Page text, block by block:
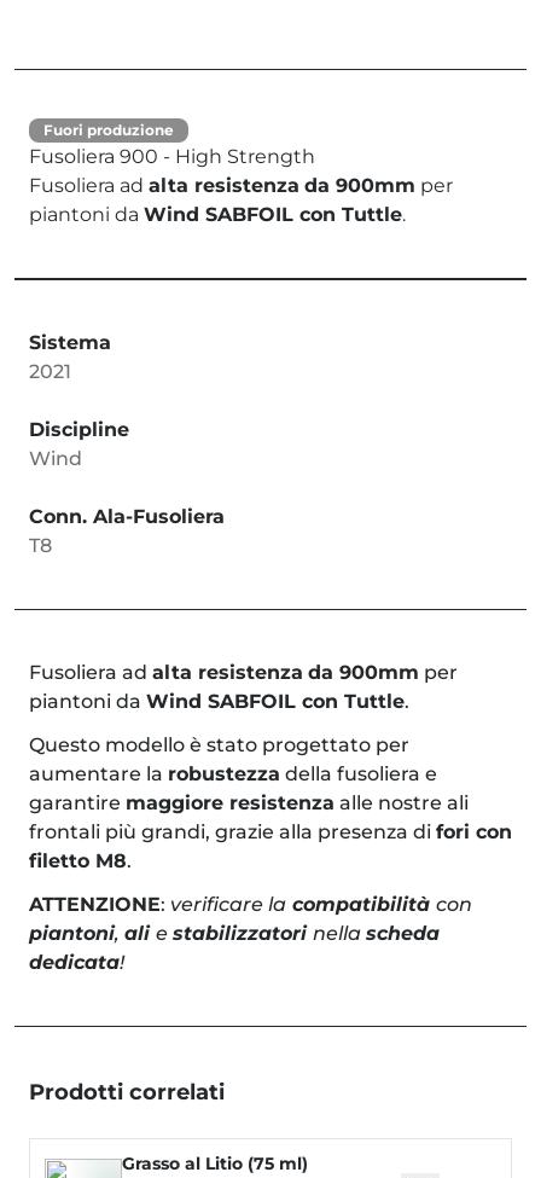
Fuori produzione
Fusoliera 900 - High Strength
Fusoliera ad alta resistenza da 900mm per
piantoni da Wind SABFOIL con Tuttle.
Sistema
2021
Discipline
Wind
Conn. Ala-Fusoliera
T8
Fusoliera ad alta resistenza da 900mm per
piantoni da Wind SABFOIL con Tuttle.
Questo modello è stato progettato per
aumentare la robustezza della fusoliera e
garantire maggiore resistenza alle nostre ali
frontali più grandi, grazie alla presenza di fori con
filetto M8.
ATTENZIONE: verificare la compatibilità con
piantoni, ali e stabilizzatori nella scheda
dedicata!
Prodotti correlati
Grasso al Litio (75 ml)